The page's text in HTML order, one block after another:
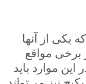
یکی از آنها
برخی مواقع
این موارد باید